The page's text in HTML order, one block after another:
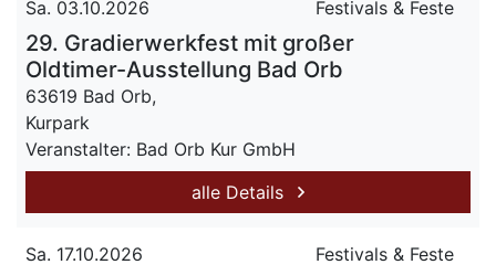
Sa. 03.10.2026 Festivals & Feste
29. Gradierwerkfest mit großer
Oldtimer-Ausstellung Bad Orb
63619 Bad Orb,
Kurpark
Veranstalter: Bad Orb Kur GmbH
alle Details
Sa. 17.10.2026 Festivals & Feste